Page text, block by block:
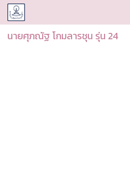
CUDAA
นายศุภณัฐ โกมลารชุน รุ่น 24